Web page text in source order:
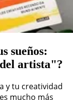
sueños:
artista"?
y tu creatividad
mucho más